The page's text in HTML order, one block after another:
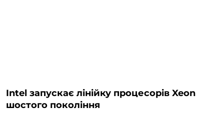
Intel запускає лінійку процесорів Xeon
шостого покоління